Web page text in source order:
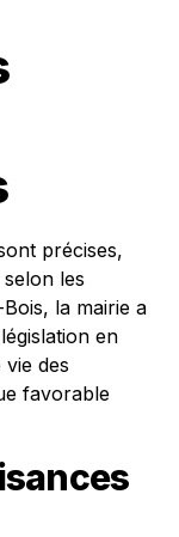
précises,
les
la mairie a
en
des
favorable